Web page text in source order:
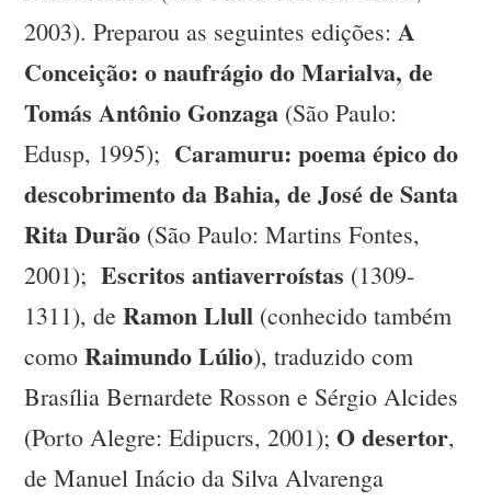
2003). Preparou as seguintes edições:A
Conceição: o naufrágio do Marialva, de
Tomás Antônio Gonzaga (São Paulo:
Edusp, 1995); Caramuru: poema épico do
descobrimento da Bahia, de José de Santa
Rita Durão (São Paulo: Martins Fontes,
2001);Escritos antiaverroístas (1309-
1311), deRamon Llull (conhecido também
comoRaimundo Lúlio), traduzido com
Brasília Bernardete Rosson e Sérgio Alcides
(Porto Alegre: Edipucrs, 2001);O desertor,
de Manuel Inácio da Silva Alvarenga